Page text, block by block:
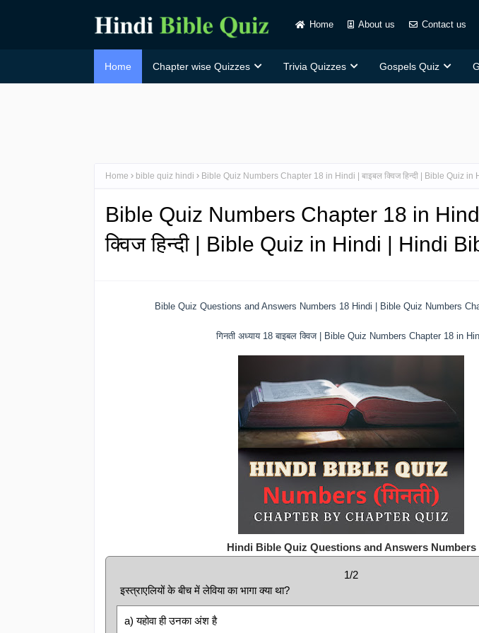
Home About us Contact us
Home Chapter wise Quizzes Trivia Quizzes Gospels Quiz
Home bible quiz hindi Bible Quiz Numbers Chapter 18 in Hindi | बाइबल क्विज हिन्दी | Bible Quiz
Bible Quiz Numbers Chapter 18 in
क्विज हिन्दी | Bible Quiz in Hindi | Hindi
Bible Quiz Questions and Answers Numbers 18 Hindi | Bible Quiz Numbers
गिनती अध्याय 18 बाइबल क्विज | Bible Quiz Numbers Chapter 18 in
Hindi Bible Quiz Questions and Answers Numbers
1/2
इस्त्राएलियों के बीच में लेविया का भागा क्या था?
a) यहोवा ही उनका अंश है